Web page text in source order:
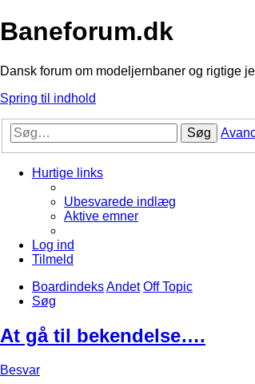
Baneforum.dk
Dansk forum om modeljernbaner og rigtige
Spring til indhold
Søg
Hurtige links
Ubesvarede indlæg
Aktive emner
Log ind
Tilmeld
BoardindeksAndet Off Topic
Søg
At gå til bekendelse….
Besvar